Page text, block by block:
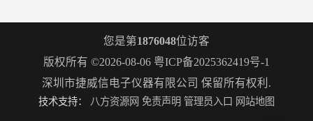
您是第1876048位访客
版权所有 ©2026-08-06 粤ICP备2025362419号-1
深圳市捷威信电子仪器有限公司 保留所有权利.
技术支持： 八方资源网 免责声明 管理员入口 网站地图